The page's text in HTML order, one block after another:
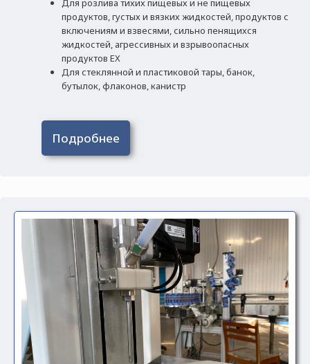
Для розлива тихих пищевых и не пищевых
продуктов, густых и вязких жидкостей, продуктов с
включениям и взвесями, сильно пенящихся
жидкостей, агрессивных и взрывоопасных
продуктов EX
Для стеклянной и пластиковой тары, банок,
бутылок, флаконов, канистр
Подробнее